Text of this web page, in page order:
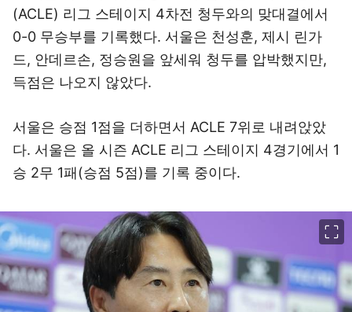
(ACLE) 리그 스테이지 4차전 청두와의 맞대결에서
0-0 무승부를 기록했다. 서울은 천성훈, 제시 린가
드, 안데르손, 정승원을 앞세워 청두를 압박했지만,
득점은 나오지 않았다.
서울은 승점 1점을 더하면서 ACLE 7위로 내려앉았
다. 서울은 올 시즌 ACLE 리그 스테이지 4경기에서 1
승 2무 1패(승점 5점)를 기록 중이다.